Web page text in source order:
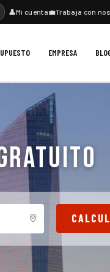
👤Mi cuenta💼Trabaja con
EMPRESA